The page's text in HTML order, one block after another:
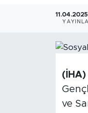
(İHA)
ve